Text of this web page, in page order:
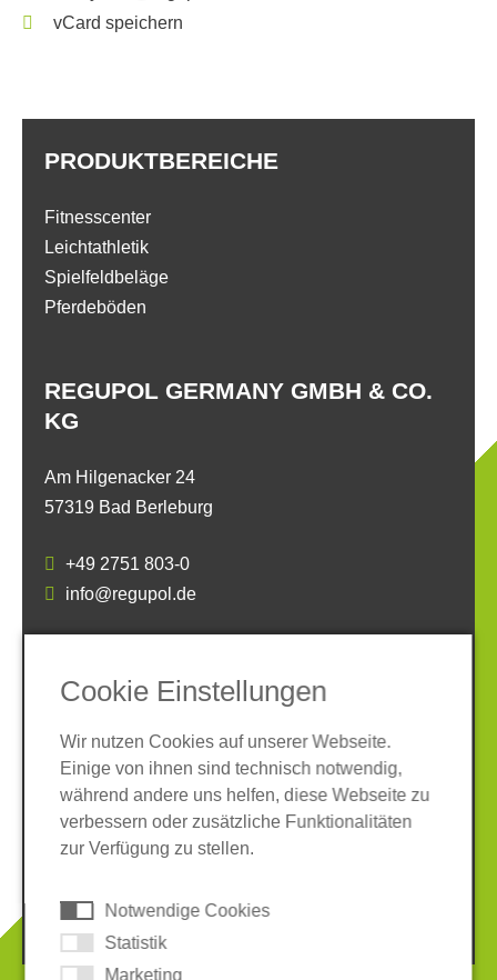
vCard speichern
REGUPOL GERMANY GMBH & CO.
KG
Am Hilgenacker 24
57319 Bad Berleburg
+49 2751 803-0
info@regupol.de
PRODUKTBEREICHE
Fitnesscenter
Leichtathletik
Spielfeldbeläge
Pferdeböden
SOCIAL MEDIA
© 2026 REGUPOL Germany GmbH & Co. KG
Cookie Einstellungen
Wir nutzen Cookies auf unserer Webseite.
Einige von ihnen sind technisch notwendig,
während andere uns helfen, diese Webseite zu
verbessern oder zusätzliche Funktionalitäten
zur Verfügung zu stellen.
Notwendige Cookies
Statistik
Marketing